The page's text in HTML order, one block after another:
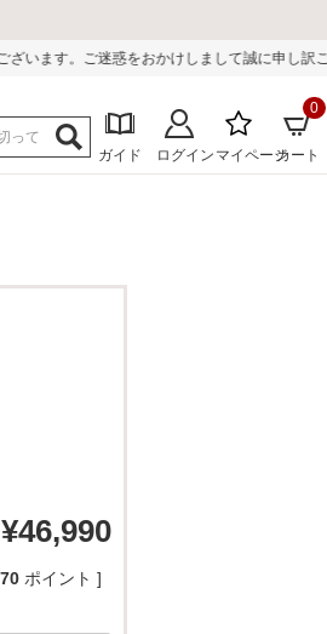
まして誠に申し訳ございません。
ガイド ログイン マイページカート
0
¥46,990
ポイント ]